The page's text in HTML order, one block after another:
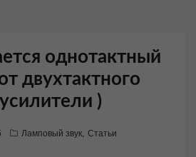
однотактный
двухтактного
)
Ламповый звук Статьи